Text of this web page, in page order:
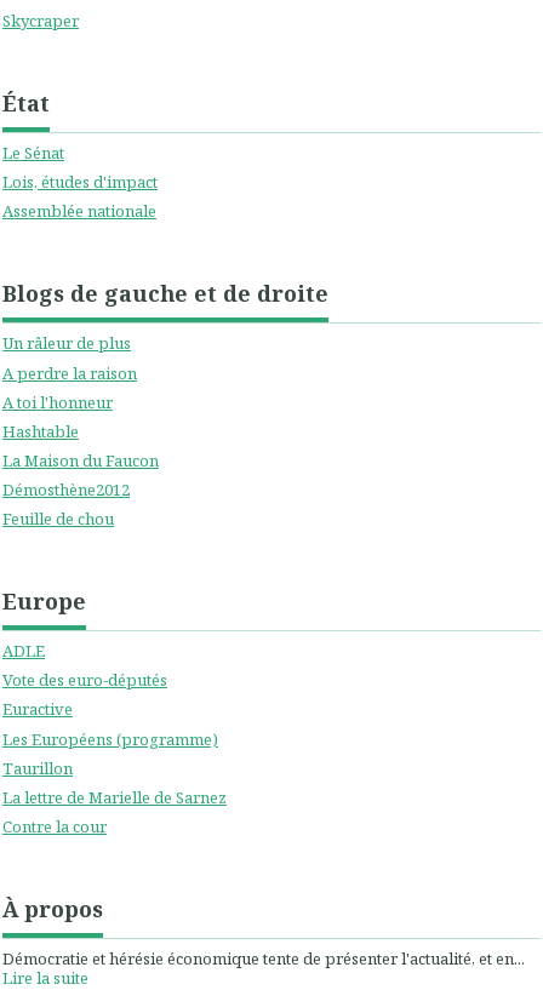
Skycraper
État
Le Sénat
Lois, études d'impact
Assemblée nationale
Blogs de gauche et de droite
Un râleur de plus
A perdre la raison
A toi l'honneur
Hashtable
La Maison du Faucon
Démosthène2012
Feuille de chou
Europe
ADLE
Vote des euro-députés
Euractive
Les Européens (programme)
Taurillon
La lettre de Marielle de Sarnez
Contre la cour
À propos
Démocratie et hérésie économique tente de présenter l'actualité, et en...
Lire la suite